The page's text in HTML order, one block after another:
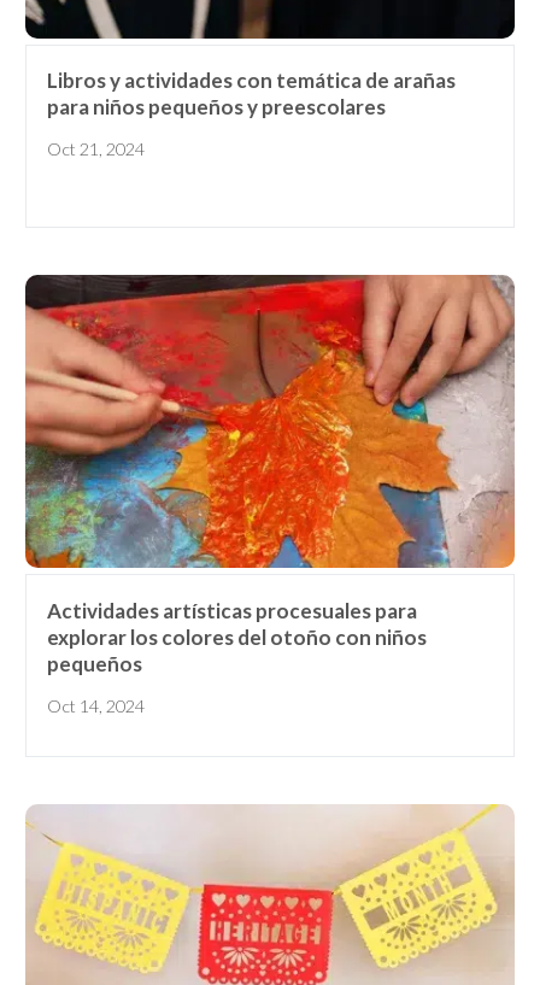
Libros y actividades con temática de arañas
para niños pequeños y preescolares
Oct 21, 2024
Actividades artísticas procesuales para
explorar los colores del otoño con niños
pequeños
Oct 14, 2024